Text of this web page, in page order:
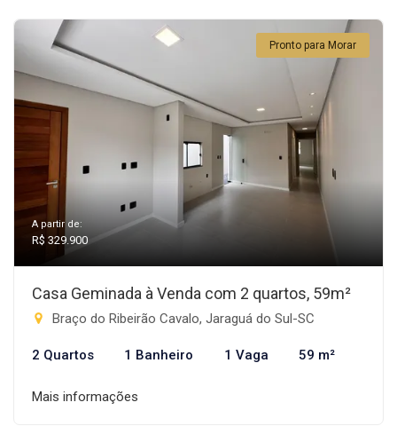
Pronto para Morar
A partir de:
R$ 329.900
Casa Geminada à Venda com 2 quartos, 59m²
Braço do Ribeirão Cavalo, Jaraguá do Sul-SC
2 Quartos 1 Banheiro 1 Vaga 59 m²
Mais informações